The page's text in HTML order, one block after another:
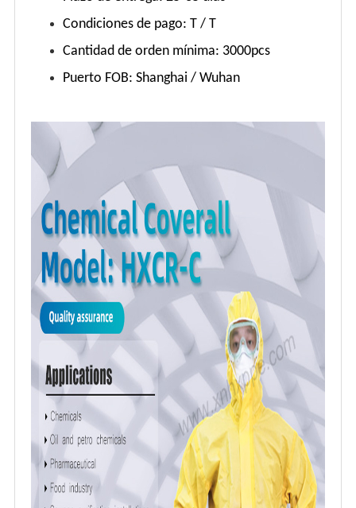
Condiciones de pago: T / T
Cantidad de orden mínima: 3000pcs
Puerto FOB: Shanghai / Wuhan